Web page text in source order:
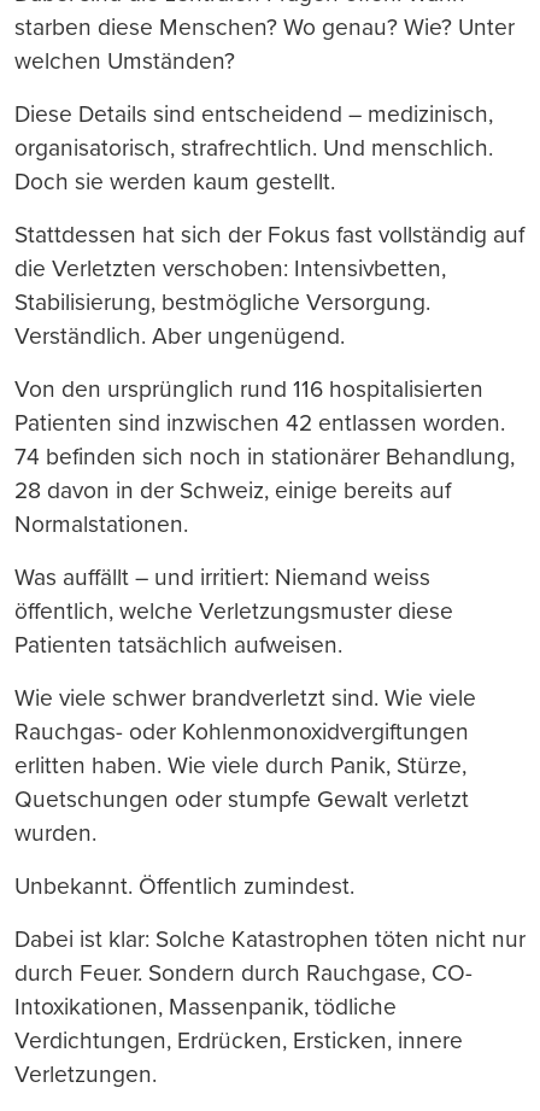
starben diese Menschen? Wo genau? Wie? Unter
welchen Umständen?
Diese Details sind entscheidend – medizinisch,
organisatorisch, strafrechtlich. Und menschlich.
Doch sie werden kaum gestellt.
Stattdessen hat sich der Fokus fast vollständig auf
die Verletzten verschoben: Intensivbetten,
Stabilisierung, bestmögliche Versorgung.
Verständlich. Aber ungenügend.
Von den ursprünglich rund 116 hospitalisierten
Patienten sind inzwischen 42 entlassen worden.
74 befinden sich noch in stationärer Behandlung,
28 davon in der Schweiz, einige bereits auf
Normalstationen.
Was auffällt – und irritiert: Niemand weiss
öffentlich, welche Verletzungsmuster diese
Patienten tatsächlich aufweisen.
Wie viele schwer brandverletzt sind. Wie viele
Rauchgas- oder Kohlenmonoxidvergiftungen
erlitten haben. Wie viele durch Panik, Stürze,
Quetschungen oder stumpfe Gewalt verletzt
wurden.
Unbekannt. Öffentlich zumindest.
Dabei ist klar: Solche Katastrophen töten nicht nur
durch Feuer. Sondern durch Rauchgase, CO-
Intoxikationen, Massenpanik, tödliche
Verdichtungen, Erdrücken, Ersticken, innere
Verletzungen.